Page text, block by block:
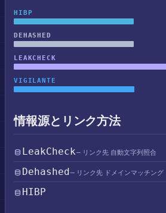
HIBP
DEHASHED
LEAKCHECK
VIGILANTE
情報源とリンク方法
LeakCheck— リンク先 自動文字列照合
Dehashed— リンク先 ドメインマッチング
HIBP